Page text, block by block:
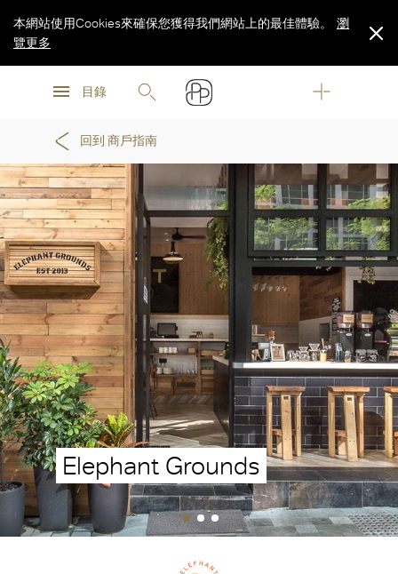
瀏
目錄
本網站使用Cookies來確保您獲得我們網站上的最佳體驗。
瀏
覽更多
回到 商戶指南
Elephant Grounds